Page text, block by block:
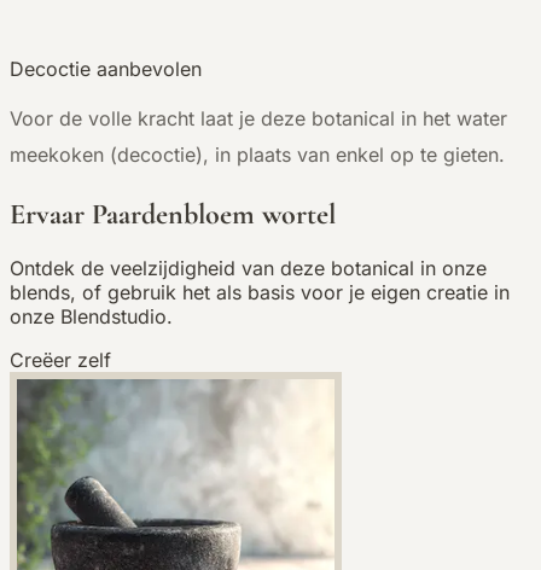
Decoctie aanbevolen
Voor de volle kracht laat je deze botanical in het water
meekoken (decoctie), in plaats van enkel op te gieten.
Ervaar Paardenbloem wortel
Ontdek de veelzijdigheid van deze botanical in onze
blends, of gebruik het als basis voor je eigen creatie in
onze Blendstudio.
Creëer zelf